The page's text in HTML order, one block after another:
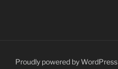
Proudly powered by WordPress